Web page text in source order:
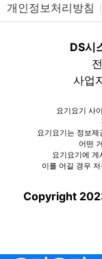
개인정보처리방침
DS시
사업
요기요기 사
요기요기는 정보
어떤
요기요기에
이를 어길 경우
Copyright